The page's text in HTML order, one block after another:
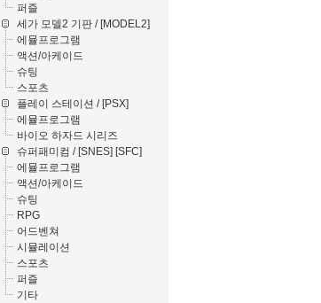
퍼즐
세가 모델2 기판 / [MODEL2]
에뮬프로그램
액션/아케이드
슈팅
스포츠
플레이 스테이션 / [PSX]
에뮬프로그램
바이오 하자드 시리즈
슈퍼패미컴 / [SNES] [SFC]
에뮬프로그램
액션/아케이드
슈팅
RPG
어드벤쳐
시뮬레이션
스포츠
퍼즐
기타